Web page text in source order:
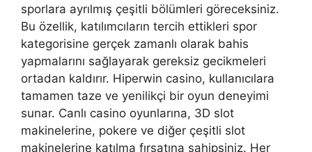
sporlara ayrılmış çeşitli bölümleri göreceksiniz.
Bu özellik, katılımcıların tercih ettikleri spor
kategorisine gerçek zamanlı olarak bahis
yapmalarını sağlayarak gereksiz gecikmeleri
ortadan kaldırır. Hiperwin casino, kullanıcılara
tamamen taze ve yenilikçi bir oyun deneyimi
sunar. Canlı casino oyunlarına, 3D slot
makinelerine, pokere ve diğer çeşitli slot
makinelerine katılma fırsatına sahipsiniz. Her